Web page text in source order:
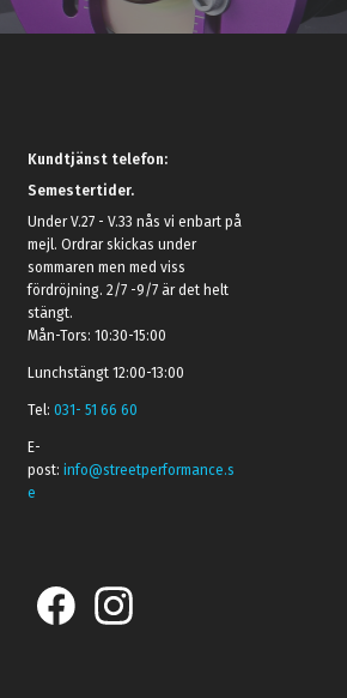
Kundtjänst telefon:
Semestertider.
Under V.27 - V.33 nås vi enbart på
mejl. Ordrar skickas under
sommaren men med viss
fördröjning. 2/7 -9/7 är det helt
stängt.
Mån-Tors: 10:30-15:00
Lunchstängt 12:00-13:00
Tel:031- 51 66 60
E-
post:info@streetperformance.s
e